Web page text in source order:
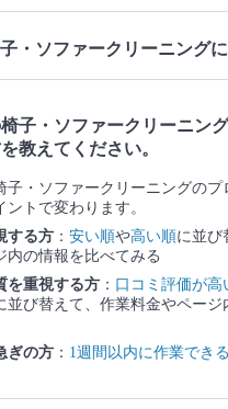
・ソファークリーニング
子・ソファークリーニン
教えてください。
子・ソファークリーニングの
ントで変わります。
する方 ： 安い順や高い順に並び
内の情報を比べてみる
を重視する方 ： 口コミ評価が高
並び替えて、作業料金やページ
ぎの方 ： 1週間以内に作業できる